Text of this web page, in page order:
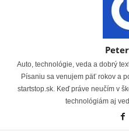
Auto, technológie, veda a dobrý
Písaniu sa venujem päť rokov a
startstop.sk. Keď práve neučím v
technológiám aj